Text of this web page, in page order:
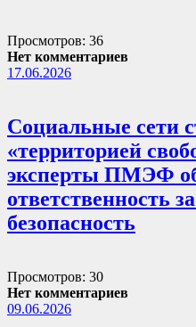
Просмотров: 36
Нет комментариев
17.06.2026
Социальные сети
«территорией
эксперты ПМЭФ
ответственность
безопасность
Просмотров: 30
Нет комментариев
09.06.2026